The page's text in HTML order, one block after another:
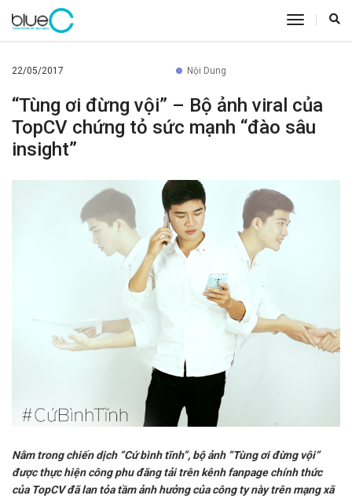
toggle
22/05/2017 Nội Dung
“Tùng ơi đừng vội” – Bộ ảnh viral của
TopCV chứng tỏ sức mạnh “đào sâu
insight”
Nằm trong chiến dịch “Cứ bình tĩnh”, bộ ảnh “Tùng ơi đừng vội”
được thực hiện công phu đăng tải trên kênh fanpage chính thức
của TopCV đã lan tỏa tầm ảnh hưởng của công ty này trên mạng xã